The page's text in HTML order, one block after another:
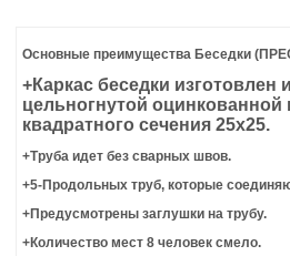
АРКА САДОВАЯ
Основные преимущества Беседки
+Каркас беседки изготовлен
цельногнутой
квадратного сечения 25х25.
+Труба идет без сварных швов.
+5-Продольных труб, которые
+Предусмотрены заглушки на трубу.
+Количество мест 8 человек смело.